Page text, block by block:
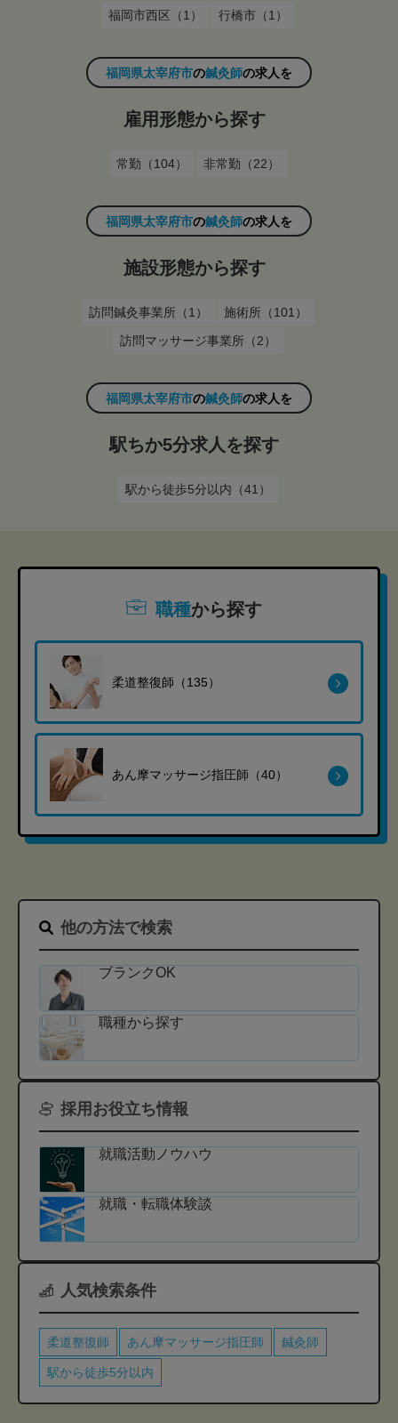
福岡市西区（1）
行橋市（1）
福岡県太宰府市の鍼灸師の求人を
雇用形態から探す
常勤（104） 非常勤（22）
福岡県太宰府市の鍼灸師の求人を
施設形態から探す
訪問鍼灸事業所（1）
施術所（101）
訪問マッサージ事業所（2）
福岡県太宰府市の鍼灸師の求人を
駅ちか5分求人を探す
駅から徒歩5分以内（41）
職種から探す
柔道整復師（135）
あん摩マッサージ指圧師（40）
他の方法で検索
ブランクOK
職種から探す
採用お役立ち情報
就職活動ノウハウ
就職・転職体験談
人気検索条件
柔道整復師 あん摩マッサージ指圧師 鍼灸師
駅から徒歩5分以内